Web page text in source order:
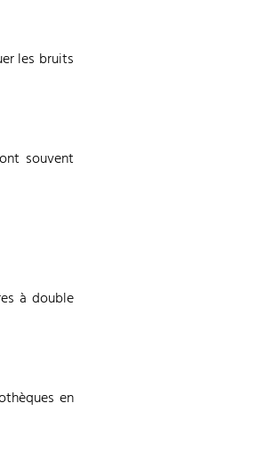
les bruits
souvent
à double
en